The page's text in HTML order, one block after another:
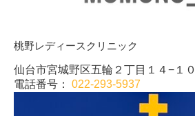
桃野レディースクリニック
仙台市宮城野区五輪２丁目１４−１０
電話番号： 022-293-5937